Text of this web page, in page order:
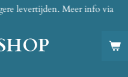
levertijden. Meer info via